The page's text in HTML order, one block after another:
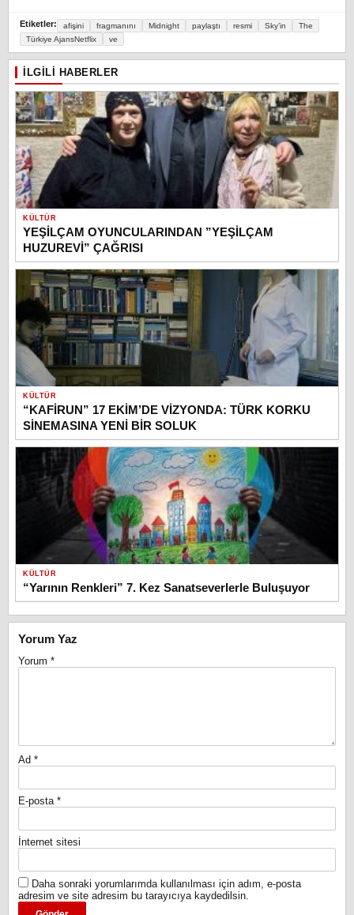
Etiketler: afişini fragmanını Midnight paylaştı resmi Sky’in
​The
Türkiye AjansNetflix
ve
İLGILI HABERLER
KÜLTÜR
YEŞİLÇAM OYUNCULARINDAN ”YEŞİLÇAM
HUZUREVİ” ÇAĞRISI
KÜLTÜR
“KAFİRUN” 17 EKİM’DE VİZYONDA: TÜRK KORKU
SİNEMASINA YENİ BİR SOLUK
KÜLTÜR
“Yarının Renkleri” 7. Kez Sanatseverlerle Buluşuyor
Yorum Yaz
Yorum *
Ad *
E-posta *
İnternet sitesi
Daha sonraki yorumlarımda kullanılması için adım, e-posta
adresim ve site adresim bu tarayıcıya kaydedilsin.